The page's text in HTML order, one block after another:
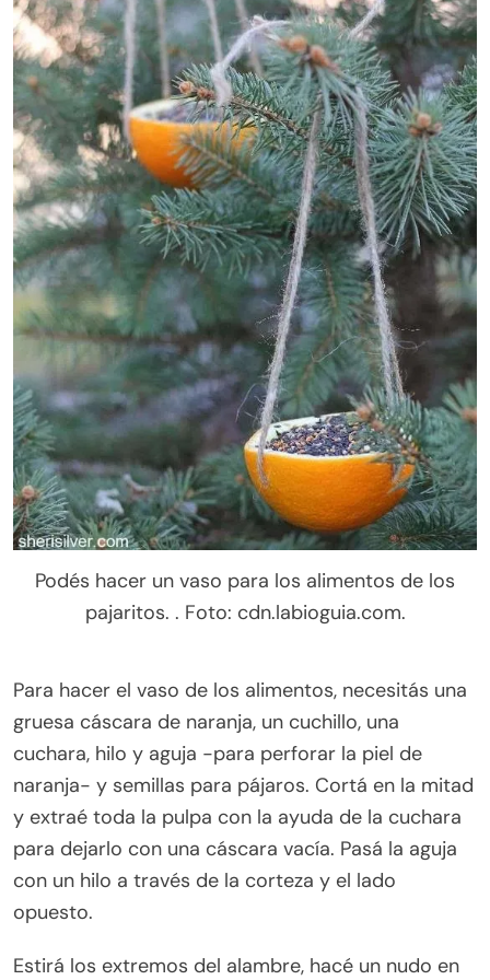
Podés hacer un vaso para los alimentos de los
pajaritos. . Foto: cdn.labioguia.com.
Para hacer el vaso de los alimentos, necesitás una
gruesa cáscara de naranja, un cuchillo, una
cuchara, hilo y aguja -para perforar la piel de
naranja- y semillas para pájaros. Cortá en la mitad
y extraé toda la pulpa con la ayuda de la cuchara
para dejarlo con una cáscara vacía. Pasá la aguja
con un hilo a través de la corteza y el lado
opuesto.
Estirá los extremos del alambre, hacé un nudo en